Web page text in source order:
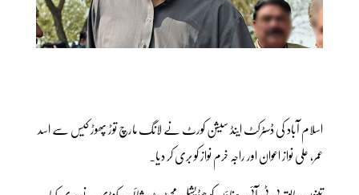
اسلام آباد کی ڈسٹرکٹ اینڈ سیشن کورٹ نے لانگ مارچ توڑ پھوڑ کیس سے اسد
عمر، علی نواز اعوان اور راجہ خرم نواز کو بری کر دیا۔